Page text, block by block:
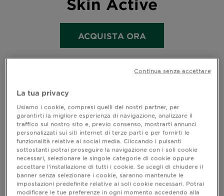
Skin Active
ACQUISTA ORA
Home SkinActive
Vitamina C
La nuova gamma
VITAMINA Cè il tuo
alleato contro macchie
scure, prime rughe e
colorito spento. Scopri i
La tua privacy
Usiamo i cookie, compresi quelli dei nostri partner, per
garantirti la migliore esperienza di navigazione, analizzare il
traffico sul nostro sito e, previo consenso, mostrarti annunci
personalizzati sui siti internet di terze parti e per fornirti le
funzionalità relative ai social media. Cliccando i pulsanti
sottostanti potrai proseguire la navigazione con i soli cookie
necessari, selezionare le singole categorie di cookie oppure
accettare l’installazione di tutti i cookie. Se scegli di chiudere il
banner senza selezionare i cookie, saranno mantenute le
impostazioni predefinite relative ai soli cookie necessari. Potrai
modificare le tue preferenze in ogni momento accedendo alla
Continua senza accettare